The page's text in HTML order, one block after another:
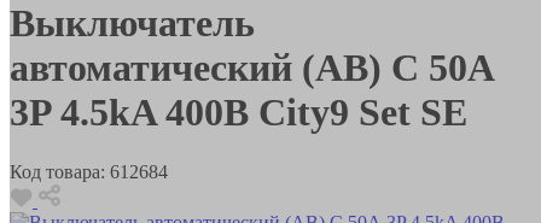
Выключатель
автоматический (АВ) С 50А
3P 4.5kA 400В City9 Set SE
Код товара: 612684